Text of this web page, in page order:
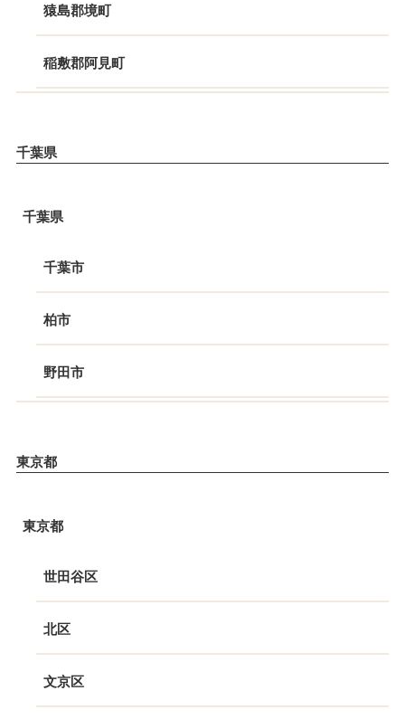
猿島郡境町
稲敷郡阿見町
千葉県
千葉県
千葉市
柏市
野田市
東京都
東京都
世田谷区
北区
文京区